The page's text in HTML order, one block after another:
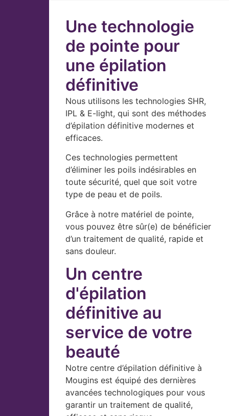
Une technologie
de pointe pour
une épilation
définitive
Nous utilisons les technologies SHR,
IPL & E-light, qui sont des méthodes
d’épilation définitive modernes et
efficaces.
Ces technologies permettent
d’éliminer les poils indésirables en
toute sécurité, quel que soit votre
type de peau et de poils.
Grâce à notre matériel de pointe,
vous pouvez être sûr(e) de bénéficier
d’un traitement de qualité, rapide et
sans douleur.
Un centre
d'épilation
définitive au
service de votre
beauté
Notre centre d’épilation définitive à
Mougins est équipé des dernières
avancées technologiques pour vous
garantir un traitement de qualité,